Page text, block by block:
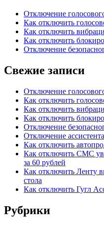
Отключение
Как отключить
Как отключить
Как отключить
Отключение
Свежие записи
Отключение
Как отключить
Как отключить
Как отключить
Отключение
Отключение
Как отключить
Как отключить СМС
за 60 рублей
Как отключить Ленту
стола
Как отключить Гугл
Рубрики